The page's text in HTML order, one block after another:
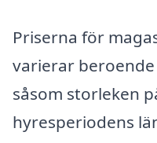
Priserna för
varierar
såsom storleken
hyresperiodens